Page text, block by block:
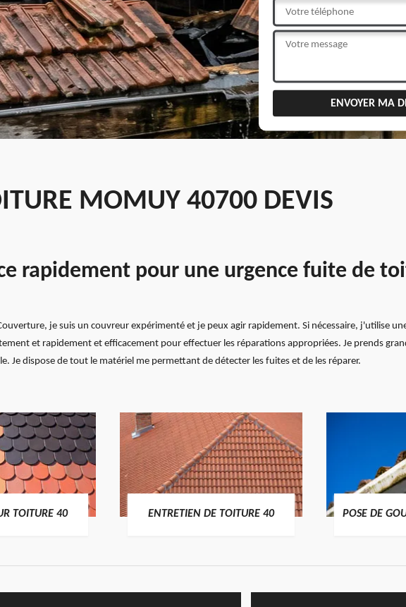
MOMUY 40700 DEVIS
rapidement pour une urgence fuite de
je suis un couvreur expérimenté et je peux agir rapidement. Si nécessaire, j'utilise
et rapidement et efficacement pour effectuer les réparations appropriées. Je prends
Je dispose de tout le matériel me permettant de détecter les fuites et de les réparer.
TOITURE 40 ENTRETIEN DE TOITURE 40 POSE DE